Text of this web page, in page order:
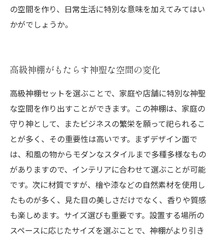
の空間を作り、日常生活に特別な意味を加えてみてはい
かがでしょうか。
高級神棚がもたらす神聖な空間の変化
高級神棚セットを選ぶことで、家庭や店舗に特別な神聖
な空間を作り出すことができます。この神棚は、家庭の
守り神として、またビジネスの繁栄を願って祀られるこ
とが多く、その重要性は高いです。まずデザイン面で
は、和風の物からモダンなスタイルまで多種多様なもの
がありますので、インテリアに合わせて選ぶことが可能
です。次に材質ですが、檜や漆などの自然素材を使用し
たものが多く、見た目の美しさだけでなく、香りや質感
も楽しめます。サイズ選びも重要です。設置する場所の
スペースに応じたサイズを選ぶことで、神棚がより引き